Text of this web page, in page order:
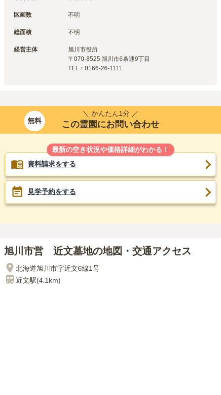
区画数 不明
総面積 不明
経営主体 旭川市役所
〒 070-8525 旭川市6条通9丁目
TEL： 0166-26-1111
無料
＼ かんたん1分 ／
この霊園にお問い合わせ
最新の空き状況や価格詳細がわかる！
資料請求をする
見学予約をする
旭川市営 近文墓地の地図・交通アクセス
北海道旭川市字近文6線1号
近文駅(4.1km)